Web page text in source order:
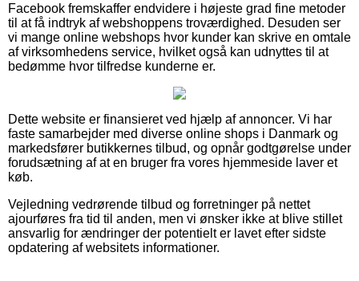
Facebook fremskaffer endvidere i højeste grad fine metoder
til at få indtryk af webshoppens troværdighed. Desuden ser
vi mange online webshops hvor kunder kan skrive en omtale
af virksomhedens service, hvilket også kan udnyttes til at
bedømme hvor tilfredse kunderne er.
Dette website er finansieret ved hjælp af annoncer. Vi har
faste samarbejder med diverse online shops i Danmark og
markedsfører butikkernes tilbud, og opnår godtgørelse under
forudsætning af at en bruger fra vores hjemmeside laver et
køb.
Vejledning vedrørende tilbud og forretninger på nettet
ajourføres fra tid til anden, men vi ønsker ikke at blive stillet
ansvarlig for ændringer der potentielt er lavet efter sidste
opdatering af websitets informationer.